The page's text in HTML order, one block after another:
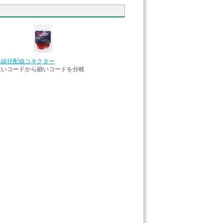
径配線コネクター
コードから細いコードを分岐